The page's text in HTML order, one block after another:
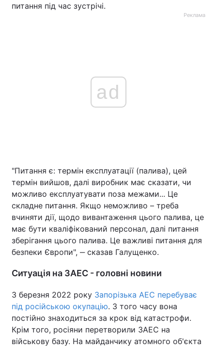
питання під час зустрічі.
Реклама
ad
"Питання є: термін експлуатації (палива), цей
термін вийшов, далі виробник має сказати, чи
можливо експлуатувати поза межами... Це
складне питання. Якщо неможливо – треба
вчиняти дії, щодо вивантаження цього палива, це
має бути кваліфікований персонал, далі питання
зберігання цього палива. Це важливі питання для
безпеки Європи", ‒ сказав Галущенко.
Ситуація на ЗАЕС - головні новини
З березня 2022 року Запорізька АЕС перебуває
під російською окупацію. З того часу вона
постійно знаходиться за крок від катастрофи.
Крім того, росіяни перетворили ЗАЕС на
військову базу. На майданчику атомного об'єкта